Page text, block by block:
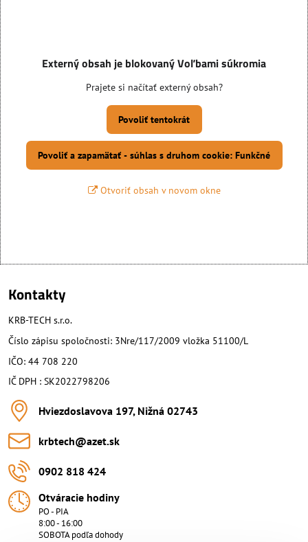
Externý obsah je blokovaný Voľbami súkromia
Prajete si načítať externý obsah?
Povoliť tentokrát
Povoliť a zapamätať - súhlas s druhom cookie: Funkčné
Otvoriť obsah v novom okne
Kontakty
KRB-TECH s.r.o.
Číslo zápisu spoločnosti: 3Nre/117/2009 vložka 51100/L
IČO: 44 708 220
IČ DPH : SK2022798206
Hviezdoslavova 197, Nižná 02743
krbtech​@azet​.sk
0902 818 424
Otváracie hodiny
PO - PIA
8:00 - 16:00
SOBOTA podľa dohody